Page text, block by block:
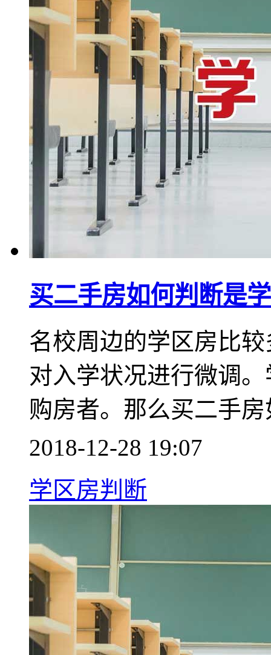
买二手房如何判断是
名校周边的学区房比
对入学状况进行微调
购房者。那么买二手
2018-12-28 19:07
学区房判断